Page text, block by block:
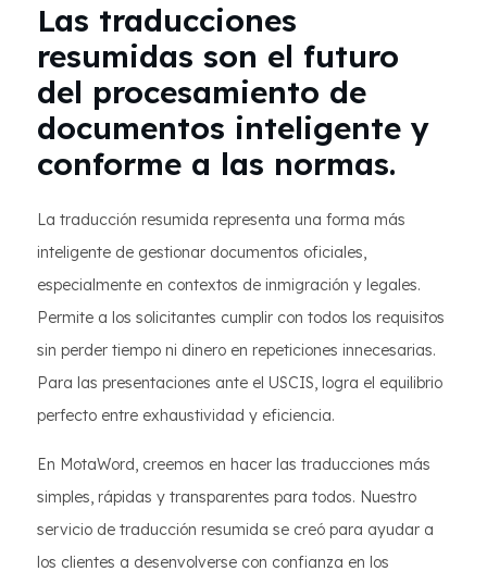
Las traducciones
resumidas son el futuro
del procesamiento de
documentos inteligente y
conforme a las normas.
La traducción resumida representa una forma más
inteligente de gestionar documentos oficiales,
especialmente en contextos de inmigración y legales.
Permite a los solicitantes cumplir con todos los requisitos
sin perder tiempo ni dinero en repeticiones innecesarias.
Para las presentaciones ante el USCIS, logra el equilibrio
perfecto entre exhaustividad y eficiencia.
En MotaWord, creemos en hacer las traducciones más
simples, rápidas y transparentes para todos. Nuestro
servicio de traducción resumida se creó para ayudar a
los clientes a desenvolverse con confianza en los